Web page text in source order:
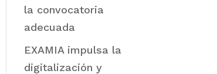
la convocatoria
adecuada
EXAMIA impulsa la
digitalización y